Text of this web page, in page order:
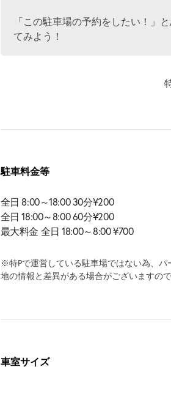
「この駐車場の予約をしたい！」
てみよう！
駐車料金等
全日 8:00～18:00 30分¥200
全日 18:00～8:00 60分¥200
最大料金 全日 18:00～8:00 ¥700
※特Pで運営している駐車場ではない為、
地の情報と差異がある場合がございますので
車室サイズ